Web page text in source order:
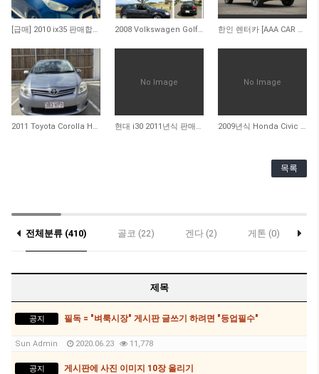
111 238 2008 Volkswagen Golf TDI Automatic 256
621
No Image
754
No Image
669
목록
전체분류 (410) 골코 (22) 겐다 (2) 게톤 (0)
제목
공지 필독 = "벼룩시장" 게시판 글쓰기 하려면 "등업필수"
Sun Admin 2020.06.23 11,778
공지 게시판에 사진 이미지 10장 올리기